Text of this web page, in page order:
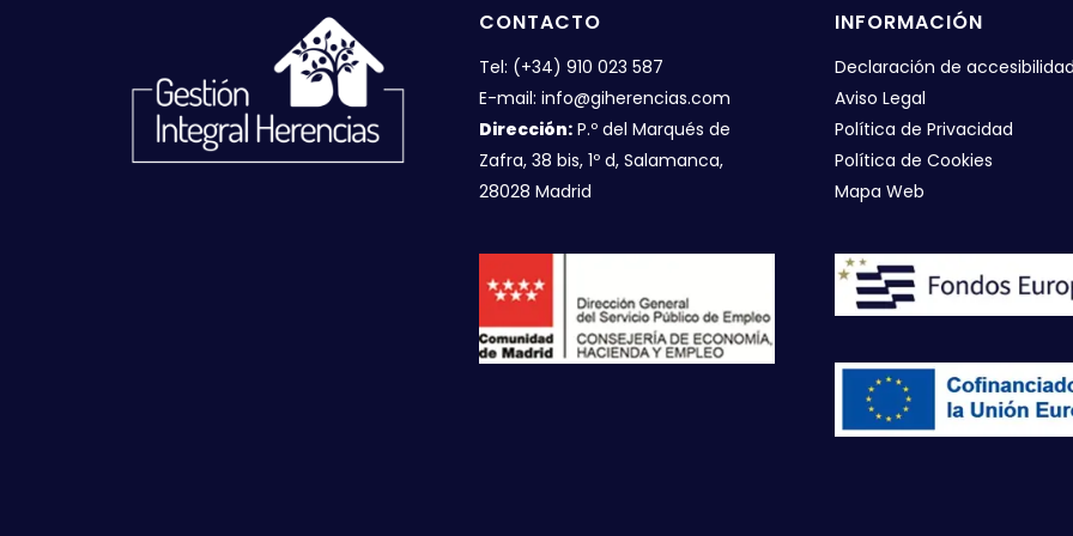
CONTACTO
Tel: (+34) 910 023 587
E-mail: info@giherencias.com
Dirección:P.º del Marqués de
Zafra, 38 bis, 1º d, Salamanca,
28028 Madrid
INFORMACIÓN
Declaración de
Aviso Legal
Política de Privacidad
Política de Cookies
Mapa Web